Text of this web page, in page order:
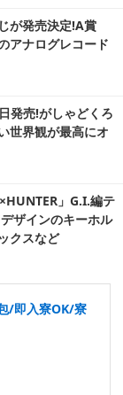
が発売決定!A賞
アナログレコード
発売!がしゃどくろ
世界観が最高にオ
」G.I.編テ
ザインのキーホル
クスなど
/即入寮OK/寮